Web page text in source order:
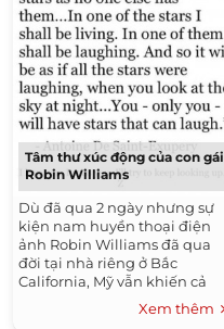
Tâm thư xúc động của con gái
Robin Williams
Dù đã qua 2 ngày nhưng sự
kiện nam huyền thoại điện
ảnh Robin Williams đã qua
đời tại nhà riêng ở Bắc
California, Mỹ vẫn khiến cả
thế giới bàng hoàng. Dù hiện
tại, nghi vấn Robin Williams...
Xem thêm